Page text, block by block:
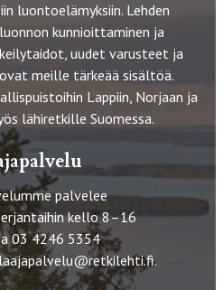
luontoelämyksiin. Lehden
kunnioittaminen ja
uudet varusteet ja
meille tärkeää sisältöä.
Lappiin, Norjaan ja
lähiretkille Suomessa.
palvelee
kello 8–16
03 4246 5354
.